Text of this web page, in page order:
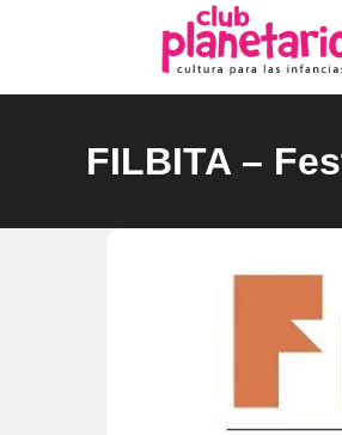
FILBITA –